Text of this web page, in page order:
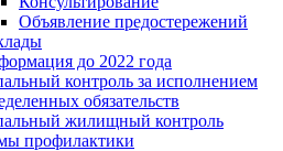
Объявление предостережений
до 2022 года
контроль за исполнением
обязательств
жилищный контроль
профилактики